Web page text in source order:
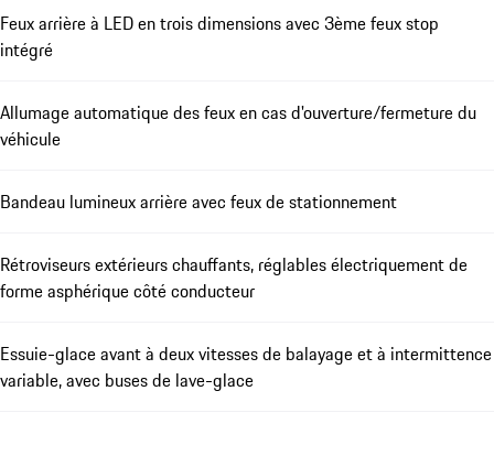
Feux arrière à LED en trois dimensions avec 3ème feux stop
intégré
Allumage automatique des feux en cas d'ouverture/fermeture du
véhicule
Bandeau lumineux arrière avec feux de stationnement
Rétroviseurs extérieurs chauffants, réglables électriquement de
forme asphérique côté conducteur
Essuie-glace avant à deux vitesses de balayage et à intermittence
variable, avec buses de lave-glace